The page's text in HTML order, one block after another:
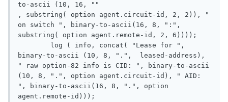
to-ascii (10, 16, ""
, substring( option agent.circuit-id, 2, 2)), "
on switch ", binary-to-ascii(16, 8, ":",
substring( option agent.remote-id, 2, 6))));
log ( info, concat( "Lease for ",
binary-to-ascii (10, 8, ".",  leased-address),
" raw option-82 info is CID: ", binary-to-ascii
(10, 8, ".", option agent.circuit-id), " AID:
", binary-to-ascii(16, 8, ".", option
agent.remote-id)));